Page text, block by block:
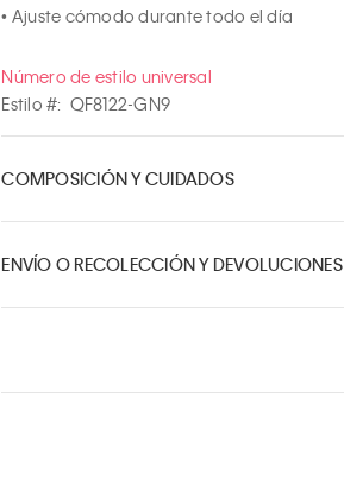
• Ajuste cómodo durante todo el día
Número de estilo universal
Estilo #: QF8122-GN9
COMPOSICIÓN Y CUIDADOS
ENVÍO O RECOLECCIÓN Y DEVOLUCIONES